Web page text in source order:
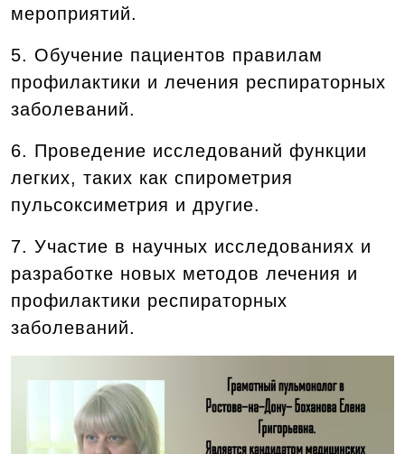
мероприятий.
5. Обучение пациентов правилам
профилактики и лечения респираторных
заболеваний.
6. Проведение исследований функции
легких, таких как спирометрия
пульсоксиметрия и другие.
7. Участие в научных исследованиях и
разработке новых методов лечения и
профилактики респираторных
заболеваний.